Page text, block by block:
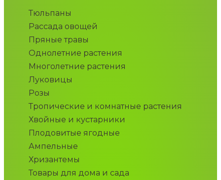
Тюльпаны
Рассада овощей
Пряные травы
Однолетние растения
Многолетние растения
Луковицы
Розы
Тропические и комнатные растения
Хвойные и кустарники
Плодовитые ягодные
Ампельные
Хризантемы
Товары для дома и сада